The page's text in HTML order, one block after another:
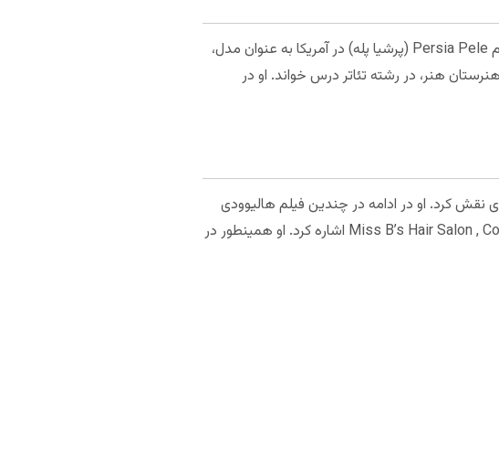
مرجان فریتوس یا مارجان فاريتوس سال 1982 در تهران متولد شده، حالا 37 ساله است و حالا با نام Persia Pele (پرشیا پله) در آمریکا به عنوان مدل،
هنر، در رشته تئاتر درس خواند. او در
نقش کرد. او در ادامه در چندین فیلم هالیوودی
نقش‌های کوتاهی داشت که از آن جمله می‌توان به Miss B’s Hair Salon , Color of the Cross and Ride Sweet Die Slow اشاره کرد. او همینطور در